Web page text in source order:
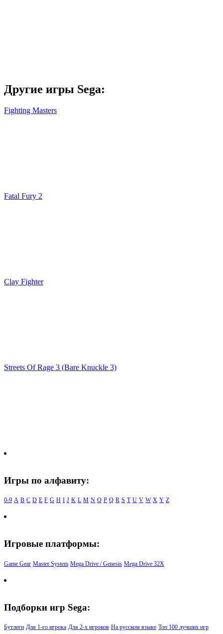
Другие игры Sega:
Fighting Masters
Fatal Fury 2
Clay Fighter
Streets Of Rage 3 (Bare Knuckle 3)
Игры по алфавиту:
0-9 A B C D E F G H I J K L M N O P Q R S T U V W X Y Z
Игровые платформы:
Game Gear Master System Mega Drive / Genesis Mega Drive 32X
Подборки игр Sega:
Бутлеги Для 1-го игрока Для 2-х игроков На русском языке Топ 100 лучших игр